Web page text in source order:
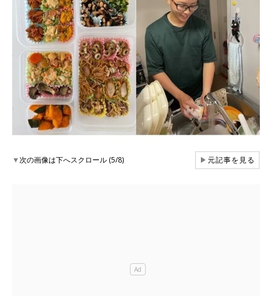
▼次の画像は下へスクロール (5/8) ▶元記事を見る